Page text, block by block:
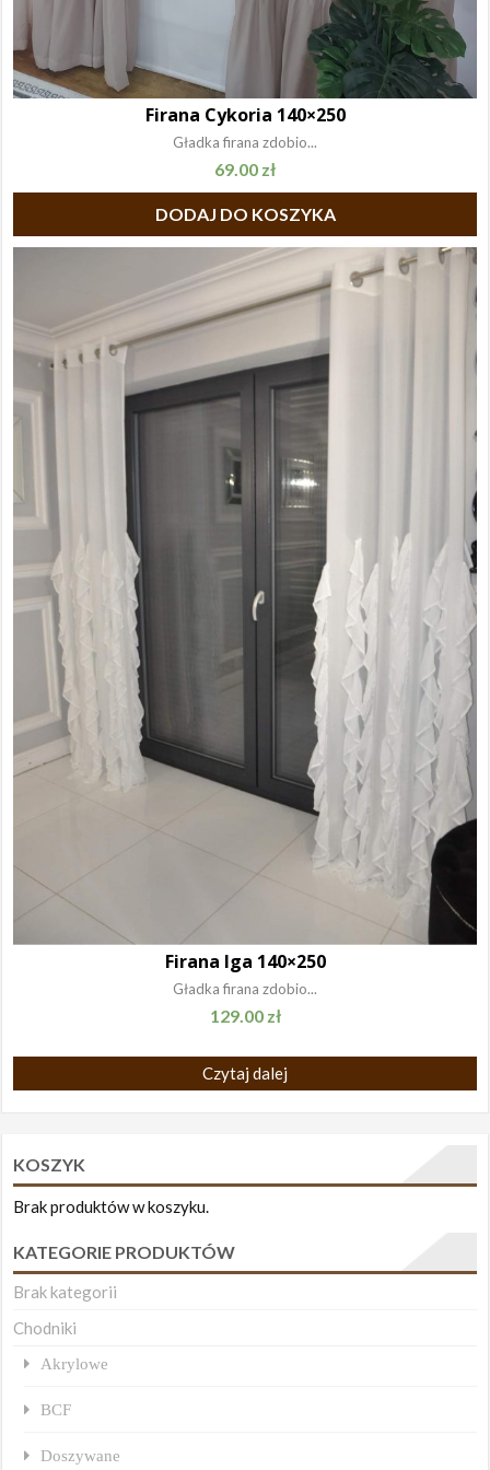
Firana Cykoria 140×250
Gładka firana zdobio...
69.00 zł
DODAJ DO KOSZYKA
Firana Iga 140×250
Gładka firana zdobio...
129.00 zł
Czytaj dalej
KOSZYK
Brak produktów w koszyku.
KATEGORIE PRODUKTÓW
Brak kategorii
Chodniki
Akrylowe
BCF
Doszywane